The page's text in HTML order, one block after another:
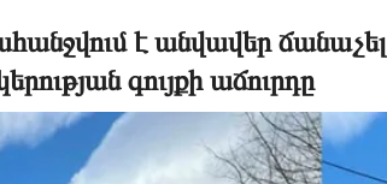
է անվավեր
գույքի աճուրդը